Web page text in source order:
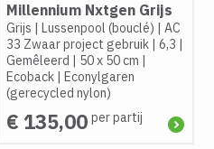
Millennium Nxtgen Grijs
Grijs | Lussenpool (bouclé) | AC
33 Zwaar project gebruik| 6,3 |
Gemêleerd | 50 x 50 cm |
Ecoback| Econylgaren
(gerecycled nylon)
€ 135,00 per partij